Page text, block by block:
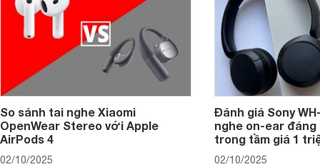
So sánh tai nghe Xiaomi
OpenWear Stereo với Apple
AirPods 4
02/10/2025
Đánh giá Sony
nghe on-ear đáng
trong tầm giá 1
02/10/2025